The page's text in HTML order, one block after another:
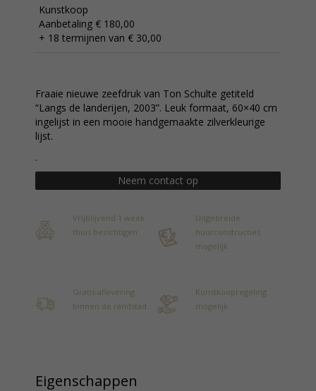
Kunstkoop
Aanbetaling € 180,00
+ 18 termijnen van € 30,00
Fraaie nieuwe zeefdruk van Ton Schulte getiteld
“Langs de landerijen, 2003”. Leuk formaat, 60×40 cm
ingelijst in een mooie handgemaakte zilverkleurige
lijst.
.
Neem contact op
Vrijblijvend 1 week
thuis bezichtigen
Uitgebreide
huurconstructies
mogelijk
Gratis aflevering
binnen de randstad
Kunstkoopregeling
mogelijk
Eigenschappen